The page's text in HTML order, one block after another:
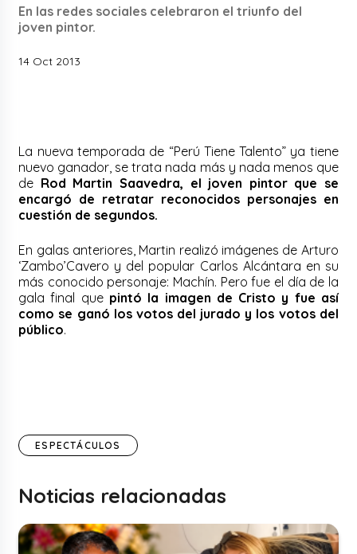
En las redes sociales celebraron el triunfo del
joven pintor.
14 Oct 2013
La nueva temporada de “Perú Tiene Talento” ya tiene
nuevo ganador, se trata nada más y nada menos que
de Rod Martin Saavedra, el joven pintor que se
encargó de retratar reconocidos personajes en
cuestión de segundos.
En galas anteriores, Martin realizó imágenes de Arturo
‘Zambo’Cavero y del popular Carlos Alcántara en su
más conocido personaje: Machín. Pero fue el día de la
gala final que pintó la imagen de Cristo y fue así
como se ganó los votos del jurado y los votos del
público.
ESPECTÁCULOS
Noticias relacionadas